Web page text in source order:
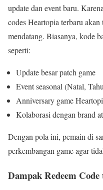
update dan event baru.
codes Heartopia terbaru
mendatang. Biasanya, kode
seperti:
Update besar patch game
Event seasonal (Natal,
Anniversary game
Kolaborasi dengan brand
Dengan pola ini, pemain di
perkembangan game agar
Dampak Redeem